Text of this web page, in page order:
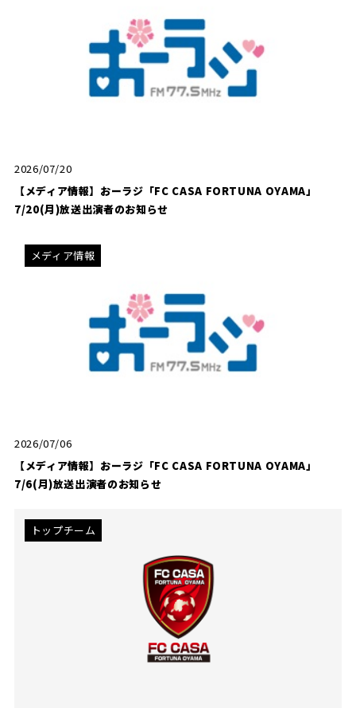
2026/07/20
【メディア情報】おーラジ「FC CASA FORTUNA OYAMA」
7/20(月)放送出演者のお知らせ
メディア情報
2026/07/06
【メディア情報】おーラジ「FC CASA FORTUNA OYAMA」
7/6(月)放送出演者のお知らせ
トップチーム